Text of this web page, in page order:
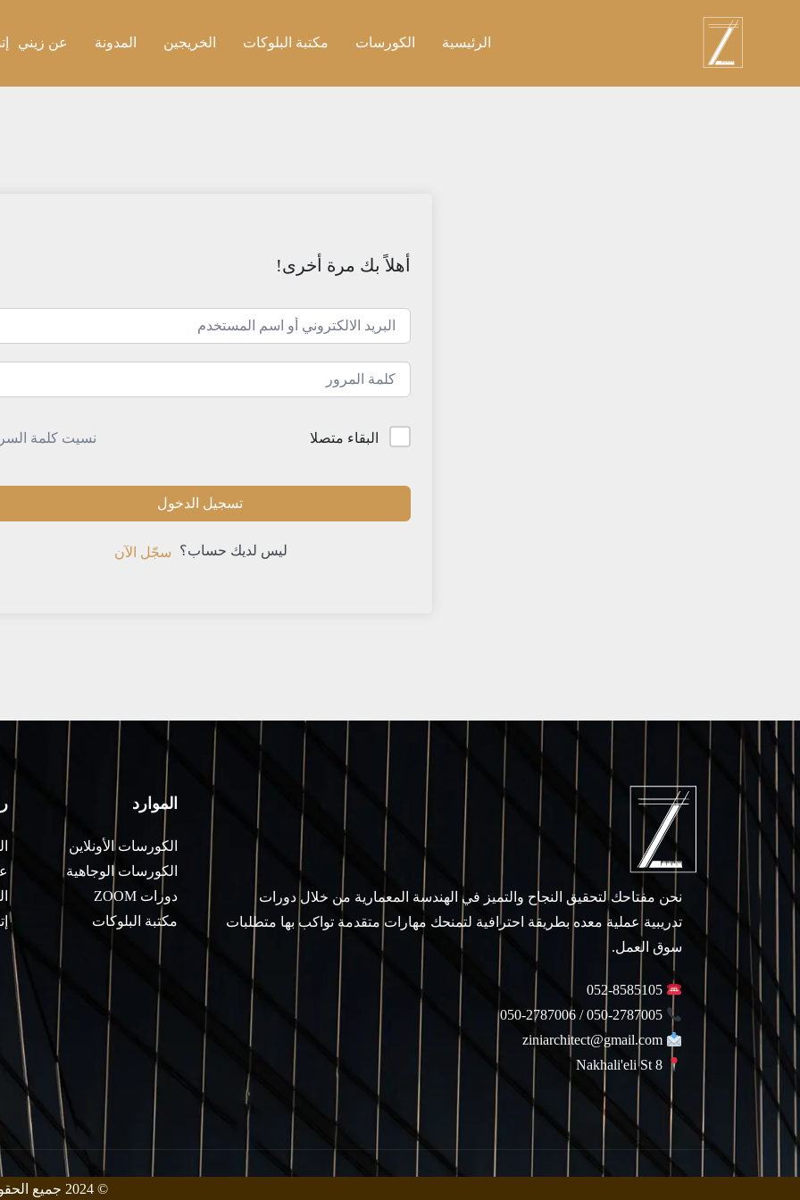
الرئيسية الكورسات مكتبة البلوكات الخريجين المدونة عن زيني
أهلاً بك مرة أخرى!
البقاء متصلا نسيت كلمة
تسجيل الدخول
ليس لديك حساب؟ سجّل الآن
نحن مفتاحك لتحقيق النجاح والتميز في الهندسة المعمارية من خلال دورات
تدريبية عملية معده بطريقة احترافية لتمنحك مهارات متقدمة تواكب بها متطلبات
سوق العمل.
052-8585105
050-2787005 / 050-2787006
ziniarchitect@gmail.com
Nakhali'eli St 8
الموارد
الكورسات الأونلاين
الكورسات الوجاهية
دورات ZOOM
مكتبة البلوكات
© 2024 جميع الحقوق محفوظة من قبل معهد زيني للهندسة المعمارية